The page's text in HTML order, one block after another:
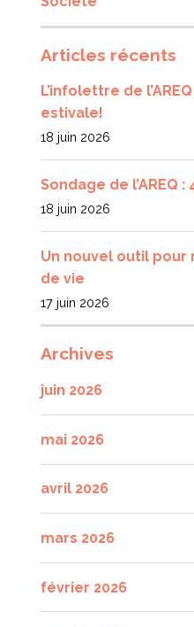
Articles récents
L’infolettre de
estivale!
18 juin 2026
Sondage de l’AREQ
18 juin 2026
Un nouvel outil pour
de vie
17 juin 2026
Archives
juin 2026
mai 2026
avril 2026
mars 2026
février 2026